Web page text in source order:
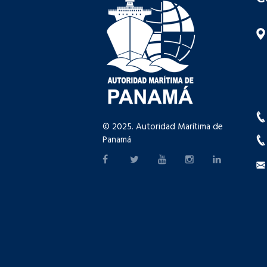
© 2025. Autoridad Marítima de
Panamá